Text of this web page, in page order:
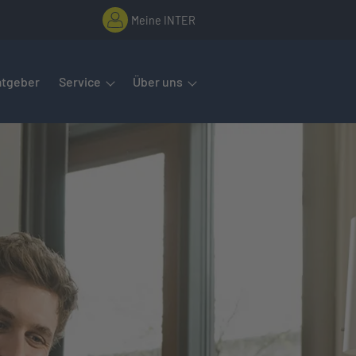
Meine INTER
öffnet man mit der Leertaste oder Pfeil nach unten.
Service Über uns